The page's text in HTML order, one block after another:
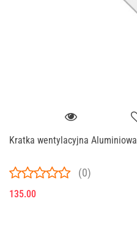
Kratka wentylacyjna Aluminiowa
(0)
135.00